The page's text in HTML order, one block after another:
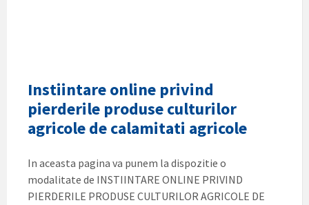
Instiintare online privind
pierderile produse culturilor
agricole de calamitati agricole
In aceasta pagina va punem la dispozitie o
modalitate de INSTIINTARE ONLINE PRIVIND
PIERDERILE PRODUSE CULTURILOR AGRICOLE DE